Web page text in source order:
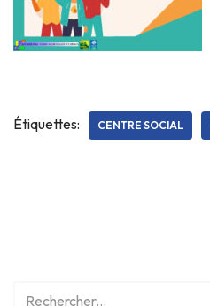
Étiquettes: CENTRE SOCIAL